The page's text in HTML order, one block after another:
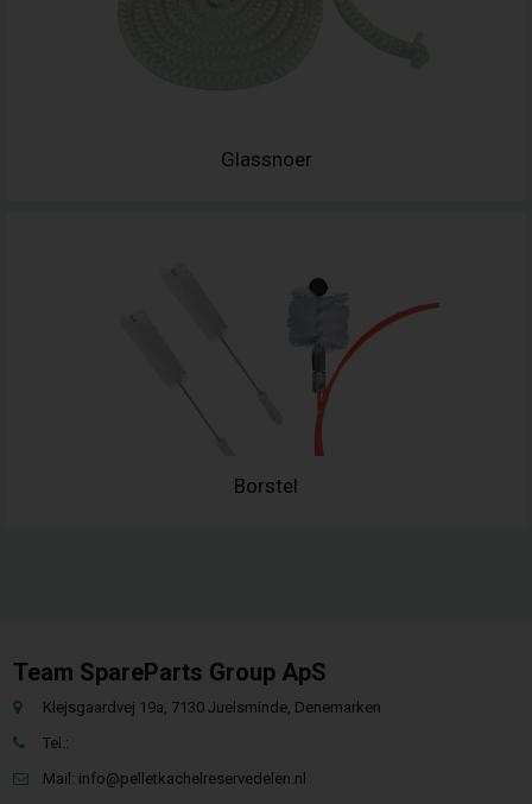
Glassnoer
Borstel
Team SpareParts Group ApS
Klejsgaardvej 19a, 7130 Juelsminde, Denemarken
Tel.:
Mail: info@pelletkachelreservedelen.nl